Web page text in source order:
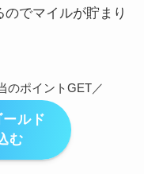
でマイルが貯まり
のポイントGET／
ルド
む